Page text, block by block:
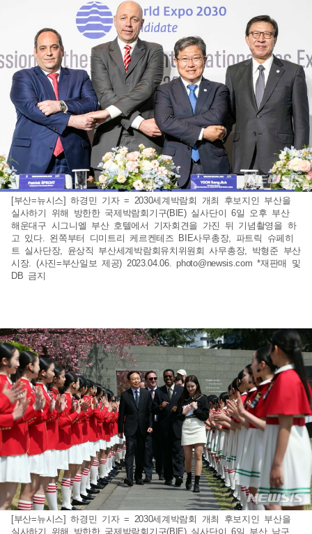
[부산=뉴시스] 하경민 기자 = 2030세계박람회 개최 후보지인 부산을
실사하기 위해 방한한 국제박람회기구(BIE) 실사단이 6일 오후 부산
해운대구 시그니엘 부산 호텔에서 기자회견을 가진 뒤 기념촬영을 하
고 있다. 왼쪽부터 디미트리 케르켄테즈 BIE사무총장, 파트릭 슈페히
트 실사단장, 윤상직 부산세계박람회유치위원회 사무총장, 박형준 부산
시장. (사진=부산일보 제공) 2023.04.06.photo@newsis.com *재판매 및
DB 금지
[부산=뉴시스] 하경민 기자 = 2030세계박람회 개최 후보지인 부산을
실사하기 위해 방한한 국제박람회기구(BIE) 실사단이 6일 부산 남구